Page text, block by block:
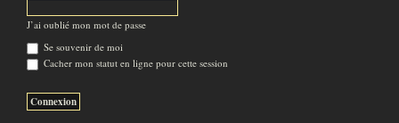
J’ai oublié mon mot de passe
Se souvenir de moi
Cacher mon statut en ligne pour cette session